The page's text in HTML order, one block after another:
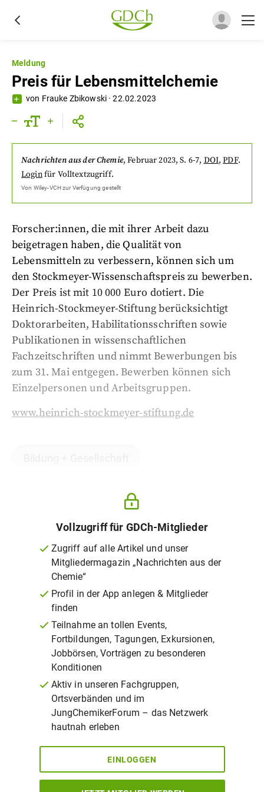
Meldung
Preis für Lebensmittelchemie
von Frauke Zbikowski ·22.02.2023
Nachrichten aus der Chemie,Februar 2023, S. 6-7, DOI,PDF.
Loginfür Volltextzugriff.
Von Wiley-VCHzur Verfügung gestellt
Forscher:innen, die mit ihrer Arbeit dazu
beigetragen haben, die Qualität von
Lebensmitteln zu verbessern, können sich um
den Stockmeyer-Wissenschaftspreis zu bewerben.
Der Preis ist mit 10 000 Euro dotiert. Die
Heinrich-Stockmeyer-Stiftung berücksichtigt
Doktorarbeiten, Habilitationsschriften sowie
Publikationen in wissenschaftlichen
Fachzeitschriften und nimmt Bewerbungen bis
zum 31. Mai entgegen. Bewerben können sich
Einzelpersonen und Arbeitsgruppen.
www.heinrich-stockmeyer-stiftung.de
Vollzugriff für GDCh-Mitglieder
Zugriff auf alle Artikel und unser
Mitgliedermagazin „Nachrichten aus der
Chemie“
Profil in der App anlegen & Mitglieder
finden
Teilnahme an tollen Events,
Fortbildungen, Tagungen, Exkursionen,
Jobbörsen, Vorträgen zu besonderen
Konditionen
Aktiv in unseren Fachgruppen,
Ortsverbänden und im
JungChemikerForum – das Netzwerk
hautnah erleben
EINLOGGEN